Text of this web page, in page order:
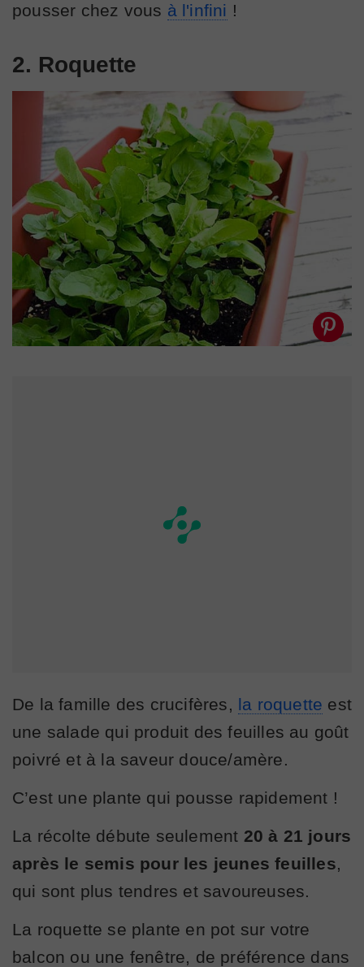
pousser chez vous à l'infini !
2. Roquette
De la famille des crucifères, la roquette est
une salade qui produit des feuilles au goût
poivré et à la saveur douce/amère.
C’est une plante qui pousse rapidement !
La récolte débute seulement 20 à 21 jours
après le semis pour les jeunes feuilles,
qui sont plus tendres et savoureuses.
La roquette se plante en pot sur votre
balcon ou une fenêtre, de préférence dans